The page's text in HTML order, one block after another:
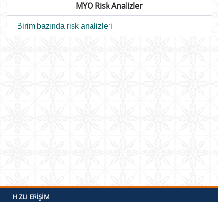
MYO Risk Analizler
Birim bazında risk analizleri
HIZLI ERIŞIM